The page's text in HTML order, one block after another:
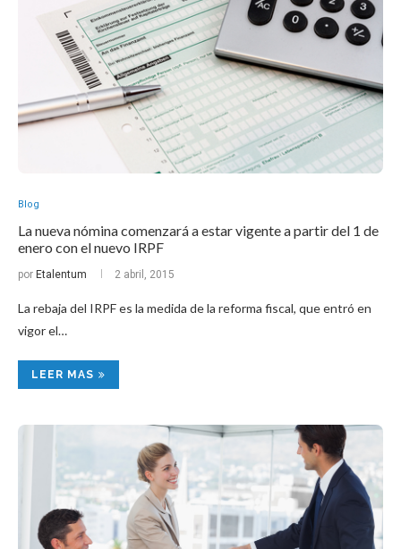
Blog
La nueva nómina comenzará a estar vigente a partir del 1 de
enero con el nuevo IRPF
por Etalentum 2 abril, 2015
La rebaja del IRPF es la medida de la reforma fiscal, que entró en
vigor el…
LEER MAS